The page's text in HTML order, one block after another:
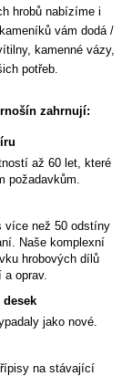
hrobů nabízíme i
vám dodá /
kamenné vázy,
potřeb.
zahrnují:
až 60 let, které
požadavkům.
více než 50 odstíny
Naše komplexní
hrobových dílů
oprav.
jako nové.
na stávající